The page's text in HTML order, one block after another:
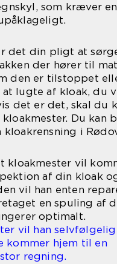
som kræver
det din pligt at
der hører til
den er tilstoppet
lugte af kloak, du
det er det, skal du
Du kan
kloakrensning i
kloakmester vil
af din kloak
vil han enten
en spuling af
optimalt.
vil han
kommer hjem til en
regning.